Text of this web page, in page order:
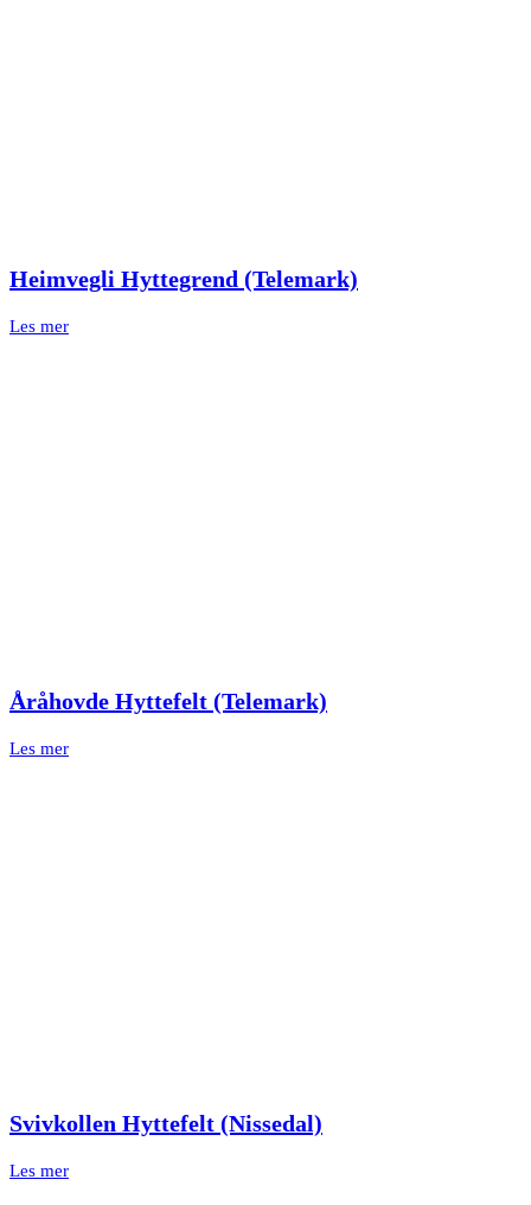
Heimvegli Hyttegrend (Telemark)
Les mer
Åråhovde Hyttefelt (Telemark)
Les mer
Svivkollen Hyttefelt (Nissedal)
Les mer